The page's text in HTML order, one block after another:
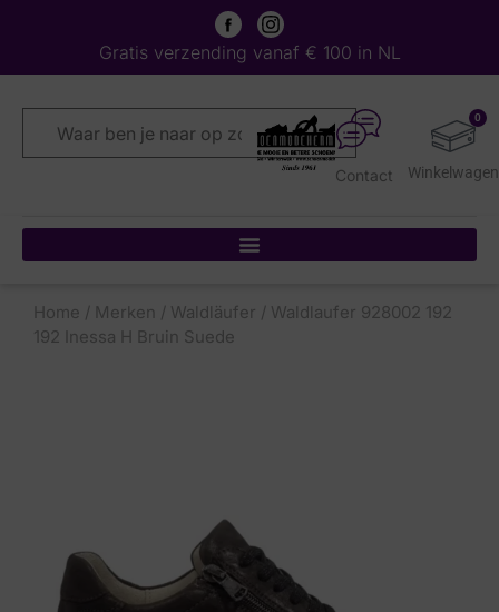
Gratis verzending vanaf € 100 in NL
0
Contact
Home / Merken / Waldläufer / Waldlaufer 928002 192
192 Inessa H Bruin Suede